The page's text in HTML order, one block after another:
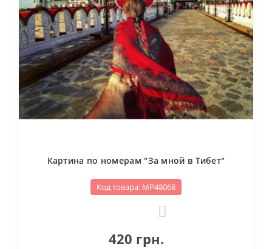
Картина по номерам "За мной в Тибет"
Код товара: МР48068
420 грн.